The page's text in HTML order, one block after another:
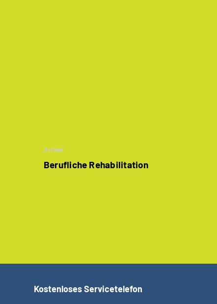
Artikel
Berufliche Rehabilitation
Kostenloses Servicetelefon